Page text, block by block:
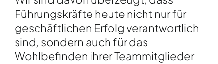
Führungskräfte heute nicht nur für
geschäftlichen Erfolg verantwortlich
sind, sondern auch für das
Wohlbefinden ihrer Teammitglieder